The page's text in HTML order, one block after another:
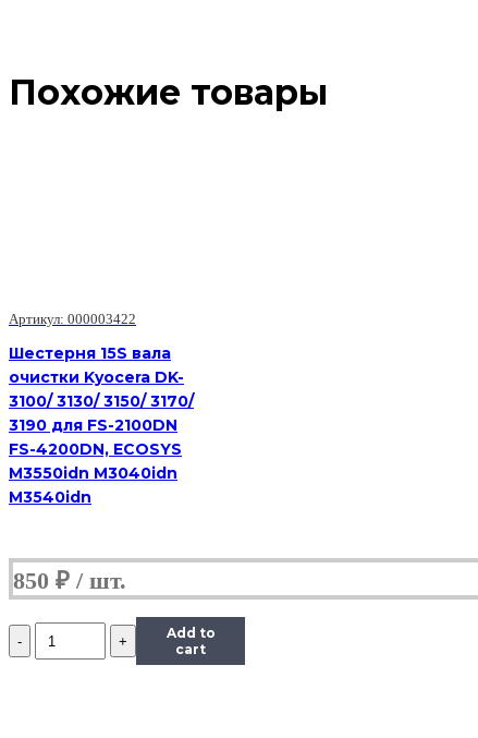
Похожие товары
Артикул: 000003422
Шестерня 15S вала
очистки Kyocera DK-
3100/ 3130/ 3150/ 3170/
3190 для FS-2100DN
FS-4200DN, ECOSYS
M3550idn M3040idn
M3540idn
850 ₽
Количество
Шестерня
Add to
cart